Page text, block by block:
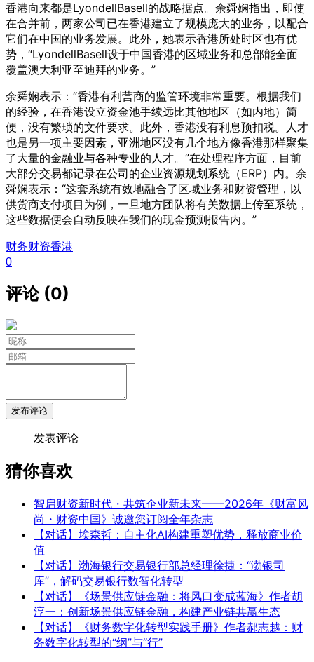
香港向来都是LyondellBasell的战略据点。余舜娴指出，即使
在合并前，两家公司已在香港建立了规模庞大的业务，以配合
它们在中国的业务发展。此外，她表示香港所处时区也有优
势，“LyondellBasell设于中国香港的区域业务和总部能全面
覆盖澳大利亚至迪拜的业务。”
余舜娴表示：“香港有利营商的监管环境非常重要。根据我们
的经验，在香港设立资金池手续远比其他地区（如内地）简
便，没有繁琐的文件要求。此外，香港没有利息预扣税。人才
也是另一项主要因素，亚洲地区没有几个地方像香港那样聚集
了大量的金融业与各种专业的人才。”在处理程序方面，目前
大部分交易都记录在公司的企业资源规划系统（ERP）内。余
舜娴表示：“这套系统有效地融合了区域业务和财资管理，以
供货商支付项目为例，一旦地方团队将有关数据上传至系统，
这些数据便会自动反映在我们的现金预测报告内。”
财务财资香港
0
评论 (0)
发布评论
发表评论
猜你喜欢
智启财资新时代・共筑企业新未来——2026年《财富风
尚・财资中国》诚邀您订阅全年杂志
【对话】埃森哲：自主化AI构建重塑优势，释放商业价
值
【对话】渤海银行交易银行部总经理徐捷：“渤银司
库”，解码交易银行数智化转型
【对话】《场景供应链金融：将风口变成蓝海》作者胡
淳一：创新场景供应链金融，构建产业链共赢生态
【对话】《财务数字化转型实践手册》作者郝志越：财
务数字化转型的“纲”与“行”